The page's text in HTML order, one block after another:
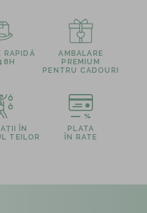
RAPIDĂ
AMBALARE
PREMIUM
PENTRU CADOURI
ÎN
TEILOR
PLATA
ÎN RATE